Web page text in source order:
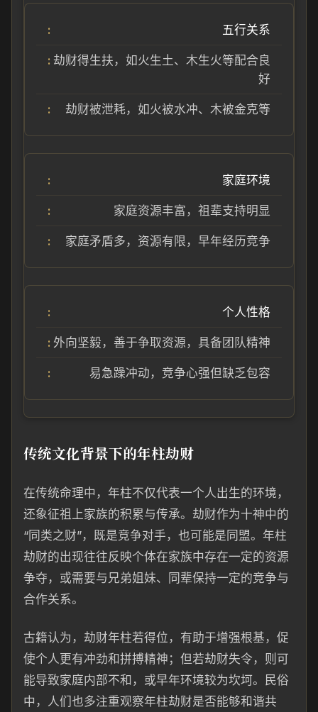
五行关系
劫财得生扶，如火生土、木生火等配合良
好
劫财被泄耗，如火被水冲、木被金克等
家庭环境
家庭资源丰富，祖辈支持明显
家庭矛盾多，资源有限，早年经历竞争
个人性格
外向坚毅，善于争取资源，具备团队精神
易急躁冲动，竞争心强但缺乏包容
传统文化背景下的年柱劫财
在传统命理中，年柱不仅代表一个人出生的环境，
还象征祖上家族的积累与传承。劫财作为十神中的
“同类之财”，既是竞争对手，也可能是同盟。年柱
劫财的出现往往反映个体在家族中存在一定的资源
争夺，或需要与兄弟姐妹、同辈保持一定的竞争与
合作关系。
古籍认为，劫财年柱若得位，有助于增强根基，促
使个人更有冲劲和拼搏精神；但若劫财失令，则可
能导致家庭内部不和，或早年环境较为坎坷。民俗
中，人们也多注重观察年柱劫财是否能够和谐共